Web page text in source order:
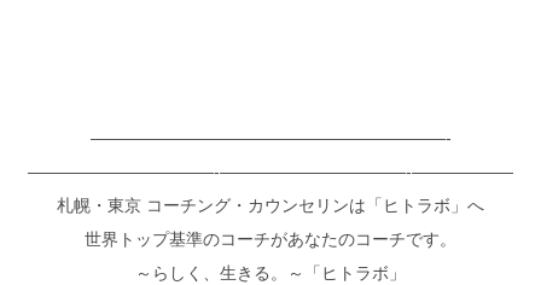
—————————————————————-
———————————-———————————-——————
札幌・東京 コーチング・カウンセリンは「ヒトラボ」へ
世界トップ基準のコーチがあなたのコーチです。
～らしく、生きる。～「ヒトラボ」